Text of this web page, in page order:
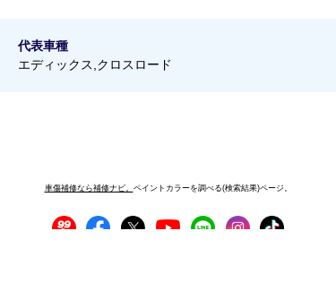
代表車種
エディックス,クロスロード
車傷補修なら補修ナビ。 ペイントカラーを調べる(検索結果)ページ。